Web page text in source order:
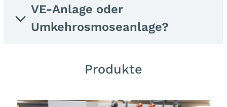
VE-Anlage oder
Umkehrosmoseanlage?
Produkte